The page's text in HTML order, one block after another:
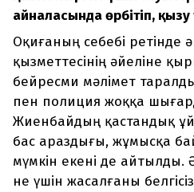
айналасында өрбітіп,
Оқиғаның себебі ретінде
қызметтесінің әйеліне
бейресми мәлімет
пен полиция жоққа
Жиенбайдың қастандық
бас араздығы, жұмысқа
мүмкін екені де айтылды.
не үшін жасалғаны